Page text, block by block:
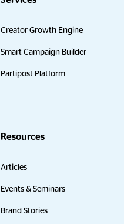
Creator Growth Engine
Smart Campaign Builder
Partipost Platform
Resources
Articles
Events & Seminars
Brand Stories